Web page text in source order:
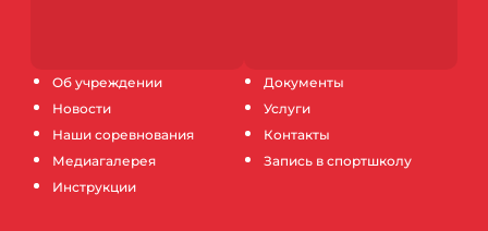
Об учреждении
Новости
Наши соревнования
Медиагалерея
Инструкции
Документы
Услуги
Контакты
Запись в спортшколу